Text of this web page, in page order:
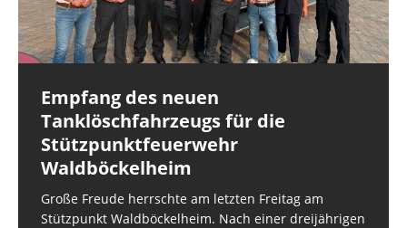
Empfang des neuen
Tanklöschfahrzeugs für die
Stützpunktfeuerwehr
Waldböckelheim
Große Freude herrschte am letzten Freitag am
Stützpunkt Waldböckelheim. Nach einer dreijährigen
Rüdesheim: Notfalltüröffnung
Die Rüdesheimer Feuerwehr wurde am
Mittwochmorgen zu einer Notfalltüröffnung in der
Rüdesheimer Ortslage alarmiert. (rg) Bildquelle:
Rüdesheim: Wasser in Stromkasten
Im Keller eines Mehrfamilienhauses im Rüdesheimer
Schlittweg stand am Dienstagmittag ein
Stromverteilkasten unter Wasser. Ursache war ein
Obergeschoss. Für[…]
und der FEZ Rüdesheim am Montagabend. Es
handelte sich
[…]
und Polizei. Gegen 16:30 Uhr erfolgte die
überörtliche Anforderung der
[…]